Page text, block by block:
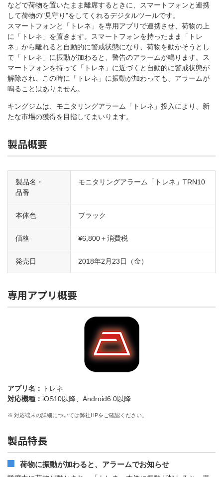
などで荷物を置いたまま離席するときに、スマートフォンと連携
して荷物の"見守り"をしてくれるデジタルツールです。
スマートフォンと「トレネ」を専用アプリで連携させ、荷物の上
に「トレネ」を置きます。スマートフォンを持ったまま「トレ
ネ」から離れると自動的に警戒状態になり、荷物を動かそうとし
て「トレネ」に振動が加わると、警告のアラームが鳴ります。ス
マートフォンを持って「トレネ」に近づくと自動的に警戒状態が
解除され、この時に「トレネ」に振動が加わっても、アラームが
鳴ることはありません。
キングジムは、モニタリングアラーム「トレネ」投入により、新
たな市場の獲得を目指してまいります。
製品概要
製品名・
品番
モニタリングアラーム「トレネ」TRN10
本体色 ブラック
価格 ¥6,800＋消費税
発売日 2018年2月23日（金）
専用アプリ概要
アプリ名：
トレネ
対応機種： iOS10以降、Android6.0以降
※ 対応端末の詳細については弊社HPをご確認ください。
製品特長
荷物に振動が加わると、アラームでお知らせ